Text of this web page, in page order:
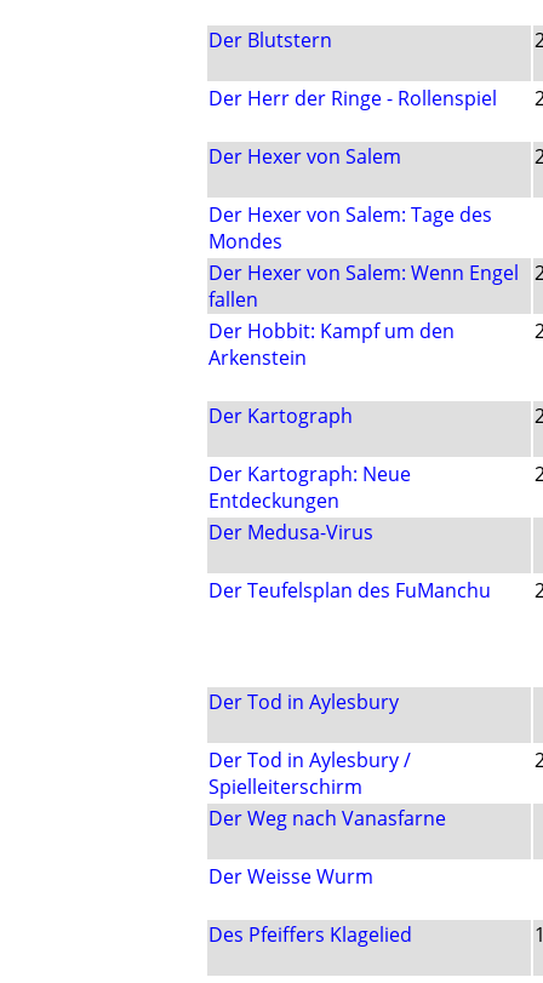
Der Blutstern
Der Herr der Ringe - Rollenspiel
Der Hexer von Salem
Der Hexer von Salem: Tage des
Mondes
Der Hexer von Salem: Wenn Engel
fallen
Der Hobbit: Kampf um den
Arkenstein
Der Kartograph
Der Kartograph: Neue
Entdeckungen
Der Medusa-Virus
Der Teufelsplan des FuManchu
Der Tod in Aylesbury
Der Tod in Aylesbury /
Spielleiterschirm
Der Weg nach Vanasfarne
Der Weisse Wurm
Des Pfeiffers Klagelied